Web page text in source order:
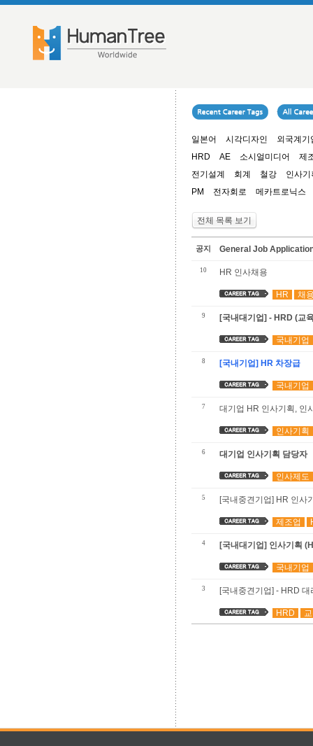
일본어 시각디자인
외국계기
HRD
AE 소시얼미디어
제
전기설계
회계 철강
인사기
PM
전자회로 메카트로닉스
전체 목록 보기
공지 General Job
10 HR 인사채용
HR 채
9 [국내대기업] - HRD (교
국내기업
8 [국내기업] HR 차장급
국내기업
7 대기업 HR 인사기획, 인
인사기획
6 대기업 인사기획 담당자
인사제도
5 [국내중견기업]
제조업
4 [국내대기업] 인
국내기업
3 [국내중견기업] - HRD
HRD